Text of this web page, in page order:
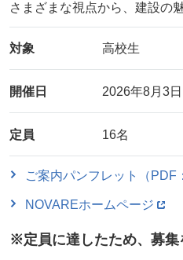
さまざまな視点から、建設の
対象 高校生
開催日 2026年8月3日
定員 16名
ご案内パンフレット（PDF
NOVAREホームページ
※定員に達したため、募集